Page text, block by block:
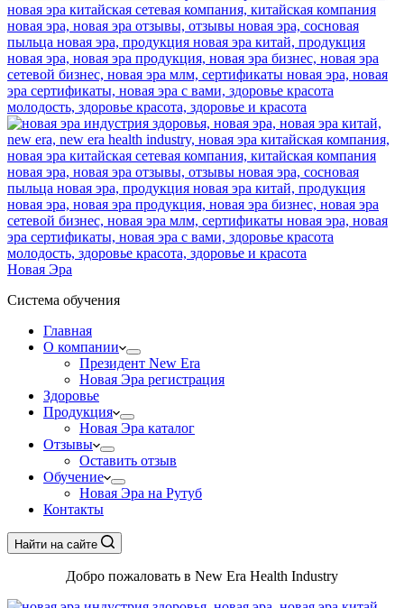
Новая Эра
Система обучения
Главная
О компании
Президент New Era
Новая Эра регистрация
Здоровье
Продукция
Новая Эра каталог
Отзывы
Оставить отзыв
Обучение
Новая Эра на Рутуб
Контакты
Найти на сайте
Добро пожаловать в New Era Health Industry